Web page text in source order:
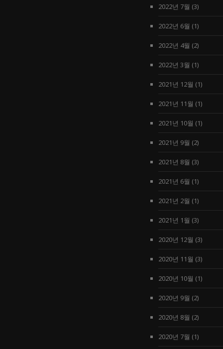
2022년 7월 (3)
2022년 6월 (1)
2022년 4월 (2)
2022년 3월 (1)
2021년 12월 (1)
2021년 11월 (1)
2021년 10월 (1)
2021년 9월 (2)
2021년 8월 (3)
2021년 6월 (1)
2021년 2월 (1)
2021년 1월 (3)
2020년 12월 (3)
2020년 11월 (3)
2020년 10월 (1)
2020년 9월 (2)
2020년 8월 (2)
2020년 7월 (1)